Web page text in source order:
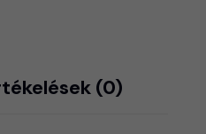
(0)